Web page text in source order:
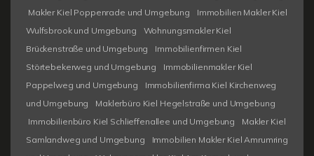
Makler Kiel Poppenrade und Umgebung
Immobilien Makler Kiel
Wulfsbrook und Umgebung
Wohnungsmakler Kiel
Brückenstraße und Umgebung
Immobilienfirmen Kiel
Störtebekerweg und Umgebung
Immobilienmakler Kiel
Pappelweg und Umgebung
Immobilienfirma Kiel Kirchenweg
und Umgebung
Maklerbüro Kiel Hegelstraße und Umgebung
Immobilienbüro Kiel Schlieffenallee und Umgebung
Makler Kiel
Samlandweg und Umgebung
Immobilien Makler Kiel Amrumring